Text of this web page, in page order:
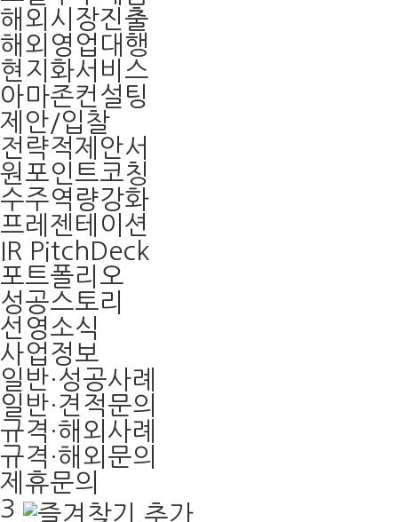
해외시장진출
해외영업대행
현지화서비스
아마존컨설팅
제안/입찰
전략적제안서
원포인트코칭
수주역량강화
프레젠테이션
IR PitchDeck
포트폴리오
성공스토리
선영소식
사업정보
일반·성공사례
일반·견적문의
규격·해외사례
규격·해외문의
제휴문의
3